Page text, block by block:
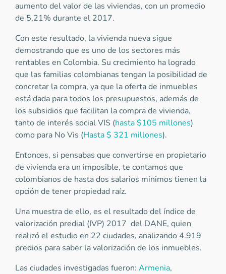
aumento del valor de las viviendas, con un promedio
de 5,21% durante el 2017.
Con este resultado, la vivienda nueva sigue
demostrando que es uno de los sectores más
rentables en Colombia. Su crecimiento ha logrado
que las familias colombianas tengan la posibilidad de
concretar la compra, ya que la oferta de inmuebles
está dada para todos los presupuestos, además de
los subsidios que facilitan la compra de vivienda,
tanto de interés social VIS (hasta $105 millones)
como para No Vis (Hasta $ 321 millones).
Entonces, si pensabas que convertirse en propietario
de vivienda era un imposible, te contamos que
colombianos de hasta dos salarios mínimos tienen la
opción de tener propiedad raíz.
Una muestra de ello, es el resultado del índice de
valorización predial (IVP) 2017 del DANE, quien
realizó el estudio en 22 ciudades, analizando 4.919
predios para saber la valorización de los inmuebles.
Las ciudades investigadas fueron: Armenia,